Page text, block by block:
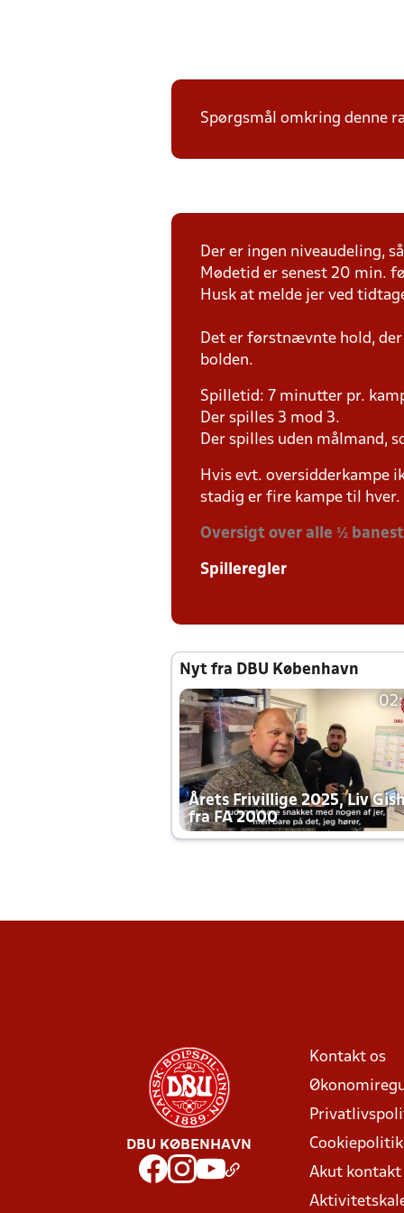
Spørgsmål omkring denne
Der er ingen niveaudeling,
Mødetid er senest 20 min.
Husk at melde jer ved
Det er førstnævnte hold,
bolden.
Spilletid: 7 minutter pr.
Der spilles 3 mod 3.
Der spilles uden målmand,
Hvis evt. oversidderkampe
stadig er fire kampe til hver.
Oversigt over alle ½
Spilleregler
Nyt fra DBU København
Årets Frivillige 2025, Liv
fra FA 2000
DBU KØBENHAVN
Kontakt os
Cookiepolitik
Akut